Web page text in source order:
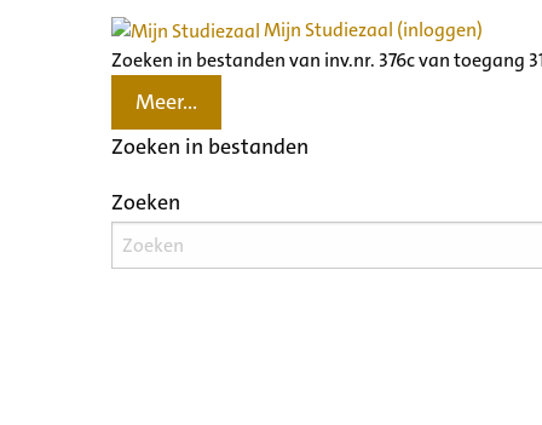
Mijn Studiezaal (inloggen)
Zoeken in bestanden van inv.nr. 376c van toegang
Meer...
Zoeken in bestanden
Zoeken